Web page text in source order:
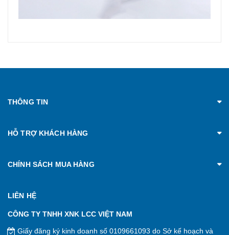
THÔNG TIN
HỖ TRỢ KHÁCH HÀNG
CHÍNH SÁCH MUA HÀNG
LIÊN HỆ
CÔNG TY TNHH XNK LCC VIỆT NAM
Giấy đăng ký kinh doanh số 0109661093 do Sở kế hoạch và